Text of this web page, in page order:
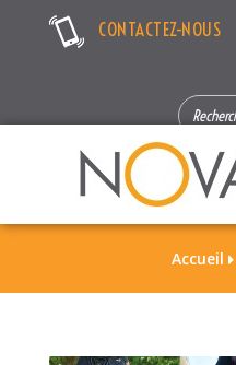
CONTACTEZ-NOUS
SEARCH
FOR:
Accueil 